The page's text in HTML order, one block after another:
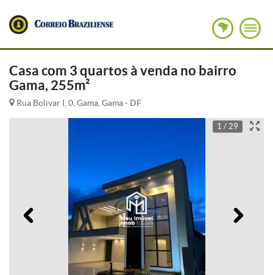
Casa com 3 quartos à venda no bairro
Gama, 255m²
Rua Bolivar I, 0, Gama, Gama - DF
1 / 29
Anterior